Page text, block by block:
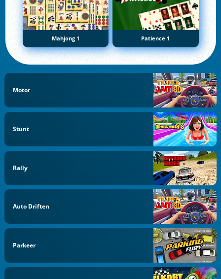
Mahjong 1 Patience 1
Motor
Stunt
Rally
Auto Driften
Parkeer